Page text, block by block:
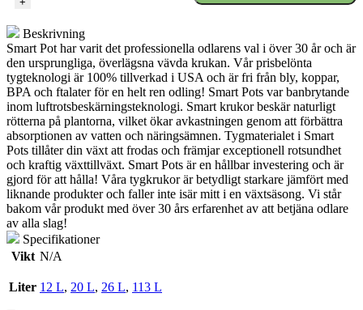
Beskrivning
Smart Pot har varit det professionella odlarens val i över 30 år och är
den ursprungliga, överlägsna vävda krukan. Vår prisbelönta
tygteknologi är 100% tillverkad i USA och är fri från bly, koppar,
BPA och ftalater för en helt ren odling! Smart Pots var banbrytande
inom luftrotsbeskärningsteknologi. Smart krukor beskär naturligt
rötterna på plantorna, vilket ökar avkastningen genom att förbättra
absorptionen av vatten och näringsämnen. Tygmaterialet i Smart
Pots tillåter din växt att frodas och främjar exceptionell rotsundhet
och kraftig växttillväxt. Smart Pots är en hållbar investering och är
gjord för att hålla! Våra tygkrukor är betydligt starkare jämfört med
liknande produkter och faller inte isär mitt i en växtsäsong. Vi står
bakom vår produkt med över 30 års erfarenhet av att betjäna odlare
av alla slag!
Specifikationer
Vikt N/A
Liter 12 L, 20 L, 26 L, 113 L